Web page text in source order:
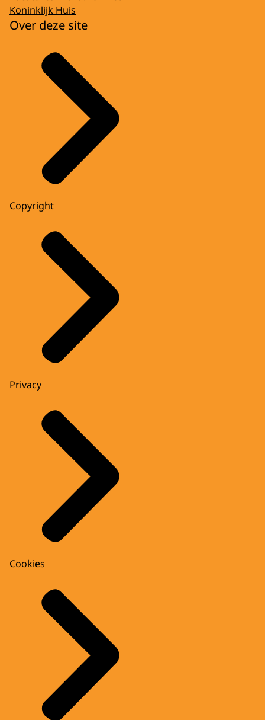
Koninklijk Huis
Over deze site
Copyright
Privacy
Cookies